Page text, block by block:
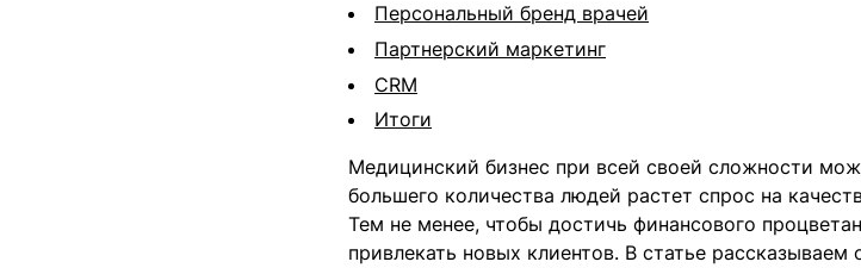
Персональный бренд врачей
Партнерский маркетинг
CRM
Итоги
Медицинский бизнес при всей своей сложности
большего количества людей растет спрос на
Тем не менее, чтобы достичь финансового
привлекать новых клиентов. В статье